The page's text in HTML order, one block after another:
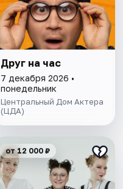
Друг на час
7 декабря 2026 •
понедельник
Центральный Дом Актера
(ЦДА)
от 12 000 ₽